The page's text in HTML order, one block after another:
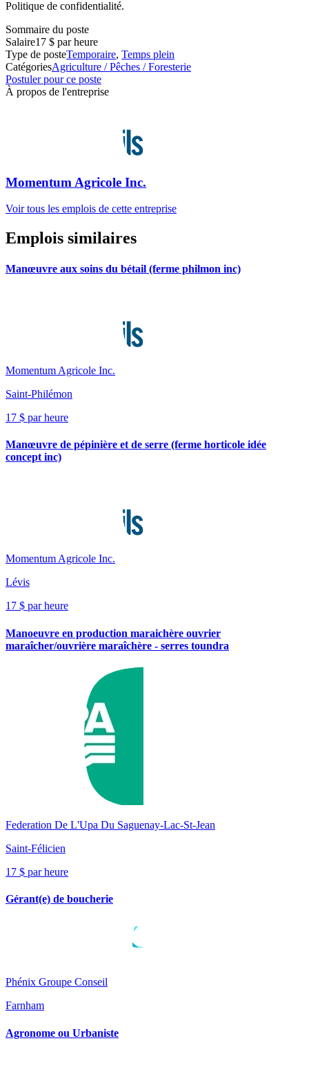
Politique de confidentialité.
Sommaire du poste
Salaire17 $ par heure
Type de posteTemporaire, Temps plein
CatégoriesAgriculture / Pêches / Foresterie
Postuler pour ce poste
À propos de l'entreprise
Momentum Agricole Inc.
Voir tous les emplois de cette entreprise
Emplois similaires
Manœuvre aux soins du bétail (ferme philmon inc)
Momentum Agricole Inc.
Saint-Philémon
17 $ par heure
Manœuvre de pépinière et de serre (ferme horticole idée
concept inc)
Momentum Agricole Inc.
Lévis
17 $ par heure
Manoeuvre en production maraichère ouvrier
maraîcher/ouvrière maraîchère - serres toundra
Federation De L'Upa Du Saguenay-Lac-St-Jean
Saint-Félicien
17 $ par heure
Gérant(e) de boucherie
Phénix Groupe Conseil
Farnham
Agronome ou Urbaniste